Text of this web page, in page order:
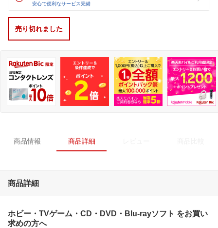
安心で便利なサービス完備
売り切れました
商品情報 商品詳細
商品詳細
ホビー・TVゲーム・CD・DVD・Blu-rayソフト をお買い
求めの方へ